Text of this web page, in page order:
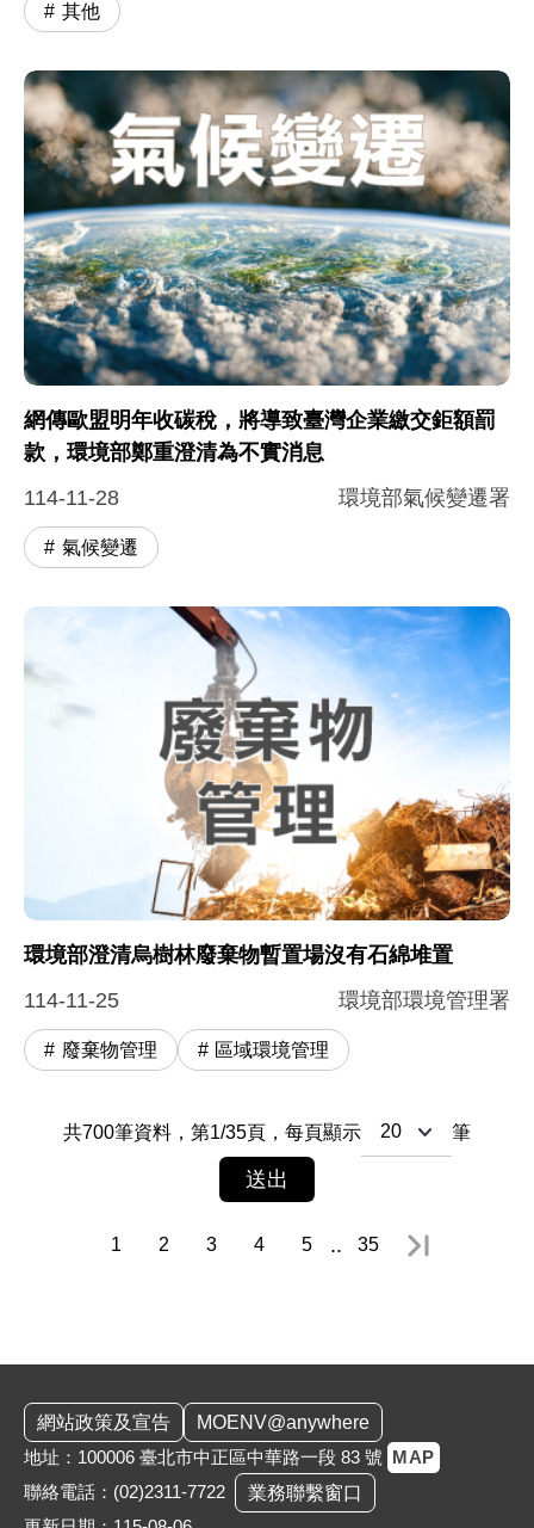
其他
網傳歐盟明年收碳稅，將導致臺灣企業繳交鉅額罰
款，環境部鄭重澄清為不實消息
114-11-28
環境部氣候變遷署
氣候變遷
環境部澄清烏樹林廢棄物暫置場沒有石綿堆置
114-11-25
環境部環境管理署
廢棄物管理 區域環境管理
共700筆資料，第1/35頁，每頁顯示 筆
送出
1 2 3 4 5 .. 35 最末頁
網站政策及宣告
MOENV@anywhere
地址：100006 臺北市中正區中華路一段 83 號 MAP
聯絡電話： (02)2311-7722
業務聯繫窗口